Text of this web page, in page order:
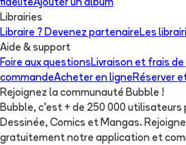
fidélitéAjouter un album
Librairies
Libraire ? Devenez partenaireLes
Aide & support
Foire aux questionsLivraison et frais
commandeAcheter en ligneRéserver
Rejoignez la communauté Bubble !
Bubble, c'est + de 250 000 utilisateurs
Dessinée, Comics et Mangas.
gratuitement notre application et